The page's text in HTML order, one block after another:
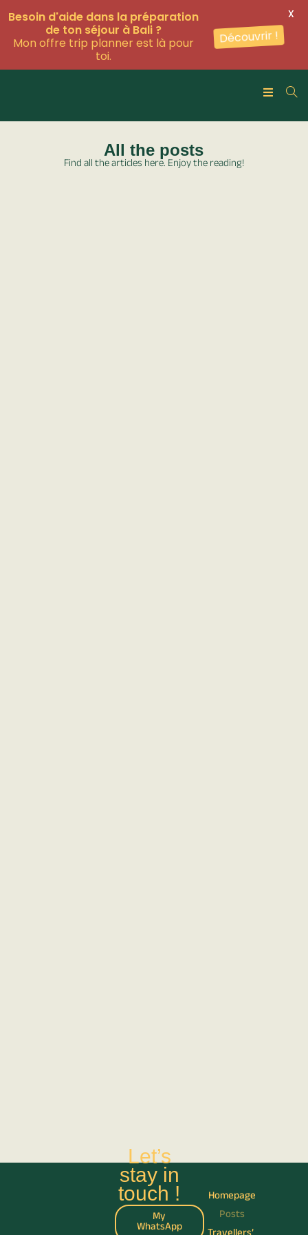
All the posts
Find all the articles here. Enjoy the reading!
Let’s
stay in
touch !
My
WhatsApp
Homepage
Posts
Besoin d'aide dans la préparation
de ton séjour à Bali ?
Mon offre trip planner est là pour
toi.
Découvrir !
X